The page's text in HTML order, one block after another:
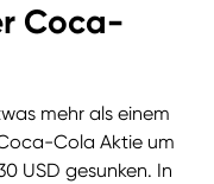
Coca-
mehr als einem
Cola Aktie um
USD gesunken. In